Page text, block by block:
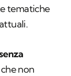
tematiche
non